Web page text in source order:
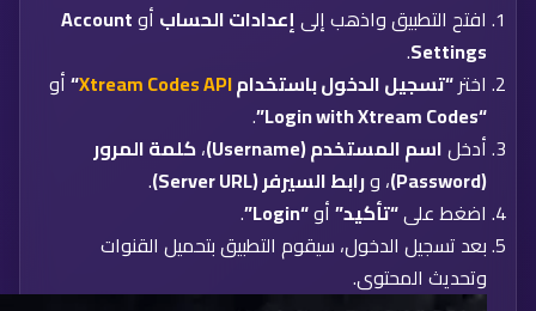
افتح التطبيق واذهب إلىإعدادات الحساب أوAccount
Settings
.
اختر“تسجيل الدخول باستخدامXtream Codes API
“أو
“Login with Xtream Codes”
.
أدخلاسم المستخدم (Username) ،كلمة المرور
(Password)
، ورابط السيرفر (Server URL)
.
اضغط على“تأكيد”أو“Login”
.
بعد تسجيل الدخول، سيقوم التطبيق بتحميل القنوات
وتحديث المحتوى.